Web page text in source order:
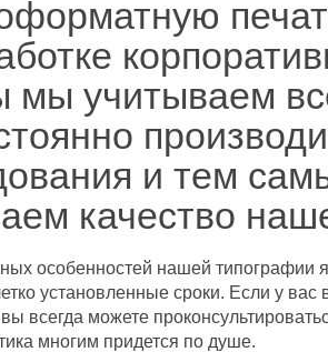
мы учитываем
и тем
качество
особенностей нашей типографии
установленные сроки. Если у
вы всегда можете
многим придется по душе.